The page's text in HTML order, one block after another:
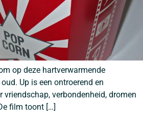
op deze hartverwarmende
Up is een ontroerend en
verbondenheid, dromen
film toont […]